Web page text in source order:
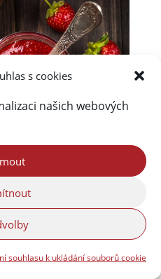
s cookies
našich webových
souhlasu k ukládání souborů cookie